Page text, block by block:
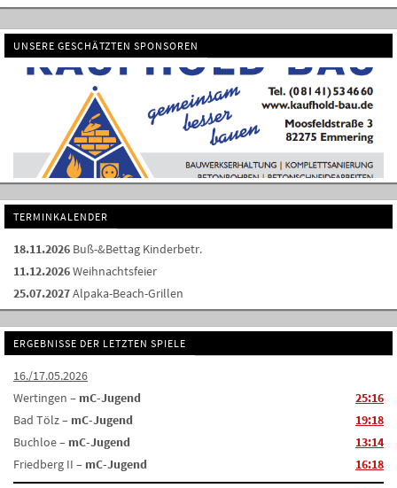
UNSERE GESCHÄTZTEN SPONSOREN
TERMINKALENDER
18.11.2026 Buß-&Bettag Kinderbetr.
11.12.2026Weihnachtsfeier
25.07.2027Alpaka-Beach-Grillen
ERGEBNISSE DER LETZTEN SPIELE
16./17.05.2026
Wertingen – mC-Jugend
25:16
Bad Tölz – mC-Jugend
19:18
Buchloe – mC-Jugend
13:14
Friedberg II – mC-Jugend 16:18